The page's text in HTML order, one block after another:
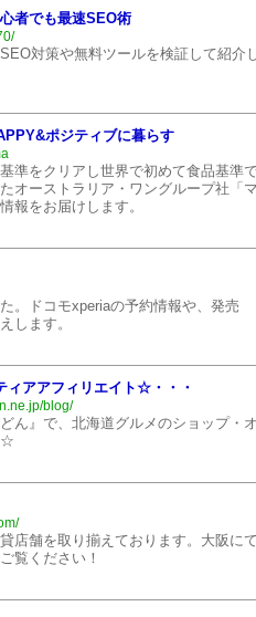
者でも最速SEO術
対策や無料ツールを検証して紹介
ポジティブに暮らす
準をクリアし世界で初めて食品基準
オーストラリア・ワングループ社「マ
報をお届けします。
。ドコモxperiaの予約情報や、発売
します。
ィアアフィリエイト☆・・・
blog/
ん』で、北海道グルメのショップ・オ
☆
店舗を取り揃えております。大阪にて
覧ください！